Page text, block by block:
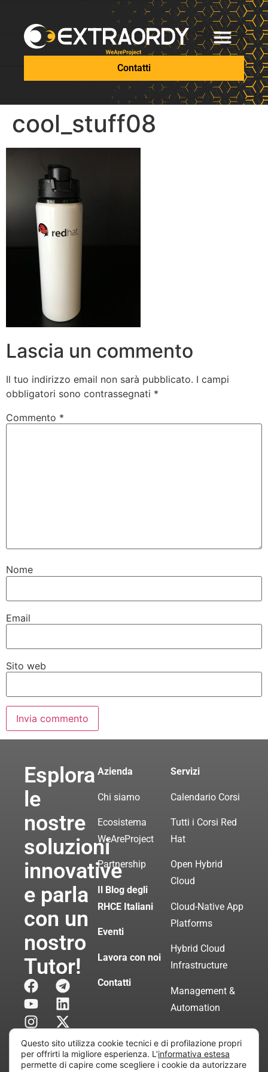
Contatti
cool_stuff08
Lascia un commento
Il tuo indirizzo email non sarà pubblicato. I campi
obbligatori sono contrassegnati *
Commento *
Nome
Email
Sito web
Esplora
le
nostre
soluzioni
innovative
e parla
con un
nostro
Tutor!
Azienda
Chi siamo
Ecosistema
WeAreProject
Partnership
Il Blog degli
RHCE Italiani
Eventi
Lavora con noi
Contatti
Servizi
Calendario Corsi
Tutti i Corsi Red
Hat
Open Hybrid
Cloud
Cloud-Native App
Platforms
Hybrid Cloud
Infrastructure
Management &
Automation
Servizi di
Consulenza
Certificata
Questo sito utilizza cookie tecnici e di profilazione propri
per offrirti la migliore esperienza. L’informativa estesa
permette di capire come scegliere i cookie da autorizzare